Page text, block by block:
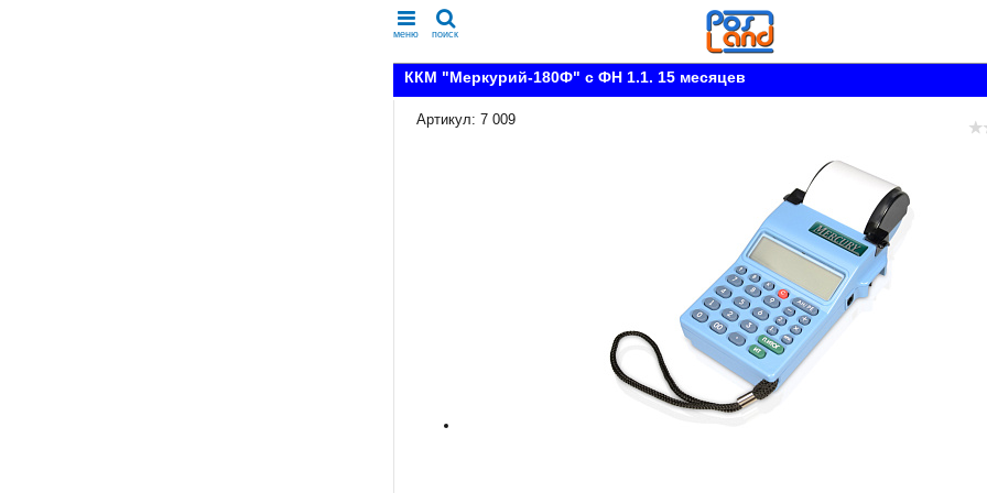
меню поиск
ККМ "Меркурий-180Ф" с ФН 1.1. 15 месяцев
Артикул: 7 009